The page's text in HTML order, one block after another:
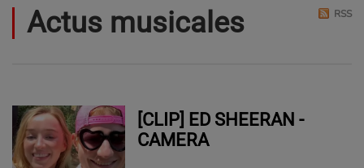
Actus musicales RSS
[CLIP] ED SHEERAN -
CAMERA